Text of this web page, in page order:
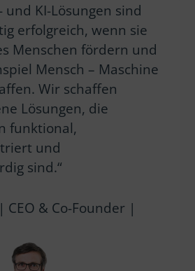
und KI-Lösungen sind
erfolgreich, wenn sie
Menschen fördern und
Mensch – Maschine
Wir schaffen
Lösungen, die
funktional,
und
sind.“
& Co-Founder |